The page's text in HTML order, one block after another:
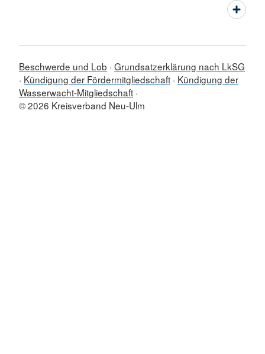
Beschwerde und Lob Grundsatzerklärung nach LkSG
Kündigung der Fördermitgliedschaft Kündigung der
Wasserwacht-Mitgliedschaft
© 2026 Kreisverband Neu-Ulm